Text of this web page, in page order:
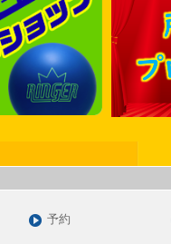
予約